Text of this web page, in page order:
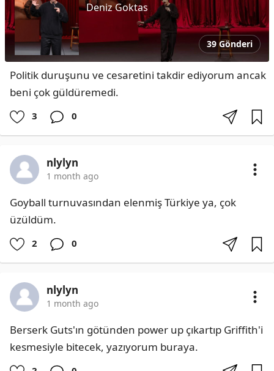
Deniz Goktas
39 Gönderi
Politik duruşunu ve cesaretini takdir ediyorum ancak
beni çok güldüremedi.
3 0
nlylyn
1 month ago
Goyball turnuvasından elenmiş Türkiye ya, çok
üzüldüm.
2 0
nlylyn
1 month ago
Berserk Guts'ın götünden power up çıkartıp Griffith'i
kesmesiyle bitecek, yazıyorum buraya.